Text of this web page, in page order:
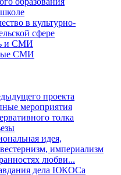
в культурно-
сфере
и СМИ
СМИ
проекта
мероприятия
толка
идея,
империализм
любви...
дела ЮКОСа